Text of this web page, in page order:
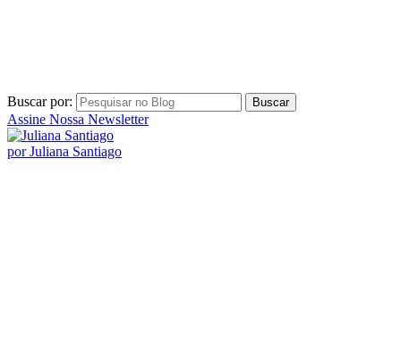
Buscar por:
Assine Nossa Newsletter
por Juliana Santiago